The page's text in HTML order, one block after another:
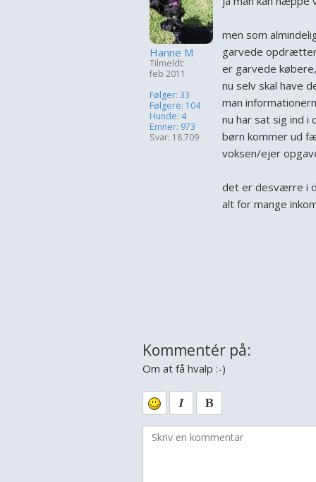
Hanne M
Tilmeldt:
feb 2011
Følger: 33
Følgere: 104
Hunde: 4
Emner: 973
Svar: 18.709
men som
garvede
er garvede
nu selv skal have
man
nu har sat sig ind i
børn kommer ud
voksen/ejer
det er desværre i
alt for mange
Kommentér på:
Om at få hvalp :-)